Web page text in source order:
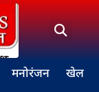
मनोरंजन खेल